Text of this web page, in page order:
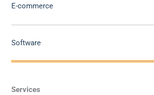
E-commerce
Software
Services